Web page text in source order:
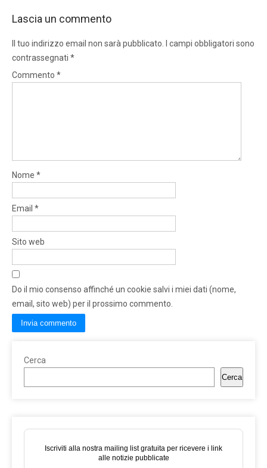
Lascia un commento
Il tuo indirizzo email non sarà pubblicato.
I campi obbligatori sono
contrassegnati *
Commento *
Nome *
Email *
Sito web
Do il mio consenso affinché un cookie salvi i miei dati (nome,
email, sito web) per il prossimo commento.
Cerca
Cerca
Iscriviti alla nostra mailing list gratuita per ricevere i link
alle notizie pubblicate